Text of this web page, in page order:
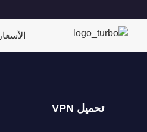
الأسعار
تحميل VPN